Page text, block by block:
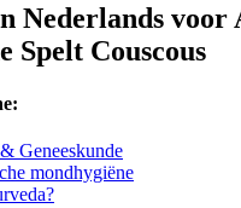
Nederlands voor
Spelt Couscous
Geneeskunde
mondhygiëne